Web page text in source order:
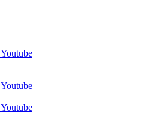
Youtube
Youtube
Youtube